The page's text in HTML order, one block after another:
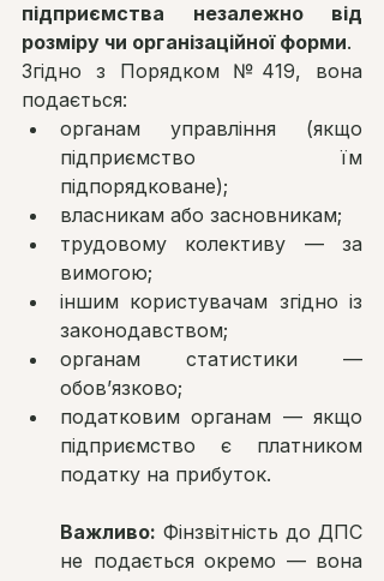
підприємства незалежно від
розміру чи організаційної форми.
Згідно з Порядком №419, вона
подається:
органам управління (якщо
підприємство їм
підпорядковане);
власникам або засновникам;
трудовому колективу — за
вимогою;
іншим користувачам згідно із
законодавством;
органам статистики —
обов’язково;
податковим органам — якщо
підприємство є платником
податку на прибуток.
Важливо: Фінзвітність до ДПС
не подається окремо — вона